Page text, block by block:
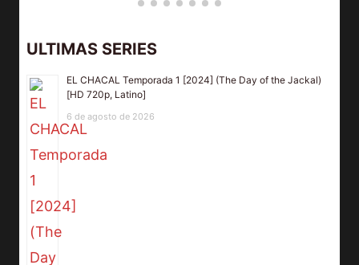
ULTIMAS SERIES
EL CHACAL Temporada 1 [2024] (The Day of the Jackal)
[HD 720p, Latino]
6 de agosto de 2026